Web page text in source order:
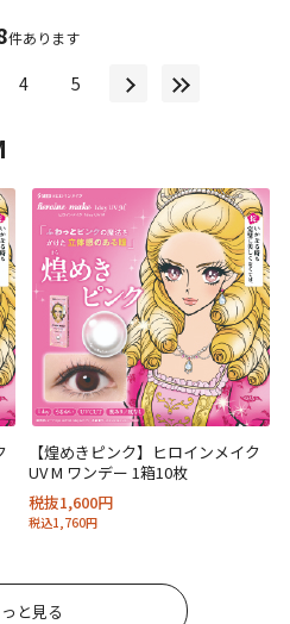
件あります
4 5
【煌めきピンク】ヒロインメイク
UV M ワンデー 1箱10枚
税抜1,600円
税込1,760円
と見る